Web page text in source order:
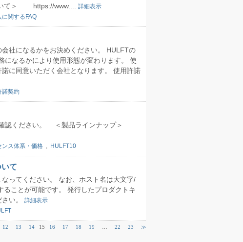
いて＞ https://www....
詳細表示
に関するFAQ
社になるかをお決めください。 HULFTの
になるかにより使用形態が変わります。 使
に同意いただく会社となります。 使用許諾
諾契約
確認ください。 ＜製品ラインナップ＞
ンス体系・価格 , HULFT10
て
ってください。 なお、ホスト名は大文字/
ことが可能です。 発行したプロダクトキ
い。
詳細表示
12 13 14 15 16 17 18 19 22 23 ≫